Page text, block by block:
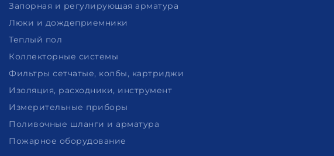
Запорная и регулирующая арматура
Люки и дождеприемники
Теплый пол
Коллекторные системы
Фильтры сетчатые, колбы, картриджи
Изоляция, расходники, инструмент
Измерительные приборы
Поливочные шланги и арматура
Пожарное оборудование